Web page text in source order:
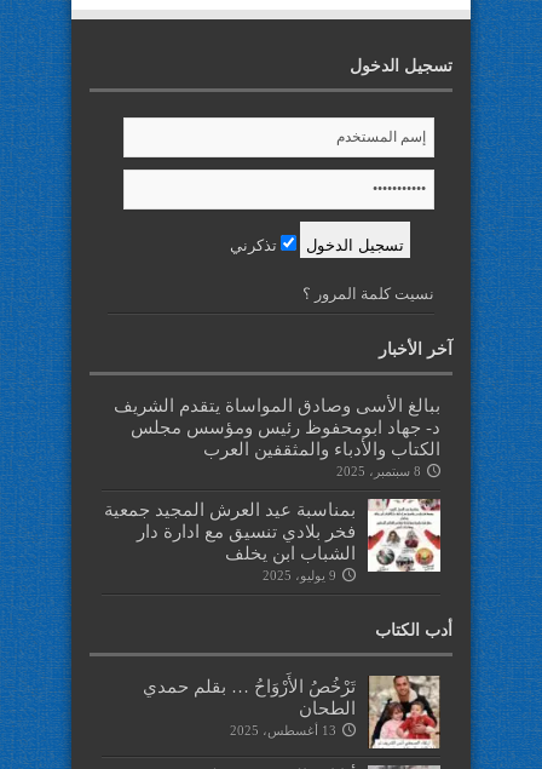
تسجيل الدخول
تذكرني
نسيت كلمة المرور ؟
آخر الأخبار
ببالغ الأسى وصادق المواساة يتقدم الشريف
د- جهاد ابومحفوظ رئيس ومؤسس مجلس
الكتاب والأدباء والمثقفين العرب
8 سبتمبر، 2025
بمناسبة عيد العرش المجيد جمعية
فخر بلادي تنسيق مع ادارة دار
الشباب ابن يخلف
9 يوليو، 2025
أدب الكتاب
تَرْخُصُ الأَرْوَاحُ … بقلم حمدي
الطحان
13 أغسطس، 2025